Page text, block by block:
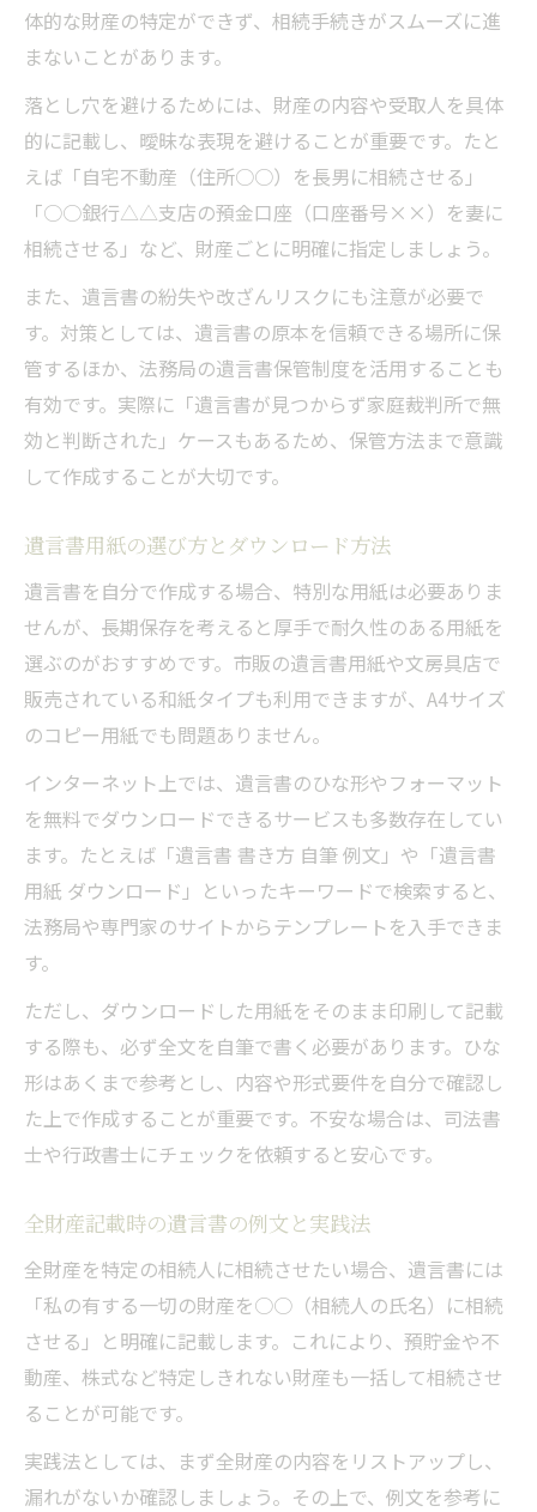
体的な財産の特定ができず、相続手続きがスムーズに進
まないことがあります。
落とし穴を避けるためには、財産の内容や受取人を具体
的に記載し、曖昧な表現を避けることが重要です。たと
えば「自宅不動産（住所○○）を長男に相続させる」
「○○銀行△△支店の預金口座（口座番号××）を妻に
相続させる」など、財産ごとに明確に指定しましょう。
また、遺言書の紛失や改ざんリスクにも注意が必要で
す。対策としては、遺言書の原本を信頼できる場所に保
管するほか、法務局の遺言書保管制度を活用することも
有効です。実際に「遺言書が見つからず家庭裁判所で無
効と判断された」ケースもあるため、保管方法まで意識
して作成することが大切です。
遺言書用紙の選び方とダウンロード方法
遺言書を自分で作成する場合、特別な用紙は必要ありま
せんが、長期保存を考えると厚手で耐久性のある用紙を
選ぶのがおすすめです。市販の遺言書用紙や文房具店で
販売されている和紙タイプも利用できますが、A4サイズ
のコピー用紙でも問題ありません。
インターネット上では、遺言書のひな形やフォーマット
を無料でダウンロードできるサービスも多数存在してい
ます。たとえば「遺言書 書き方 自筆 例文」や「遺言書
用紙 ダウンロード」といったキーワードで検索すると、
法務局や専門家のサイトからテンプレートを入手できま
す。
ただし、ダウンロードした用紙をそのまま印刷して記載
する際も、必ず全文を自筆で書く必要があります。ひな
形はあくまで参考とし、内容や形式要件を自分で確認し
た上で作成することが重要です。不安な場合は、司法書
士や行政書士にチェックを依頼すると安心です。
全財産記載時の遺言書の例文と実践法
全財産を特定の相続人に相続させたい場合、遺言書には
「私の有する一切の財産を○○（相続人の氏名）に相続
させる」と明確に記載します。これにより、預貯金や不
動産、株式など特定しきれない財産も一括して相続させ
ることが可能です。
実践法としては、まず全財産の内容をリストアップし、
漏れがないか確認しましょう。その上で、例文を参考に